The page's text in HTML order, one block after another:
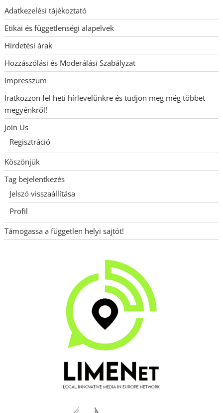
Adatkezelési tájékoztató
Etikai és függetlenségi alapelvek
Hirdetési árak
Hozzászólási és Moderálási Szabályzat
Impresszum
Iratkozzon fel heti hírlevelünkre és tudjon meg még többet
megyénkről!
Join Us
Regisztráció
Köszönjük
Tag bejelentkezés
Jelszó visszaállítása
Profil
Támogassa a független helyi sajtót!